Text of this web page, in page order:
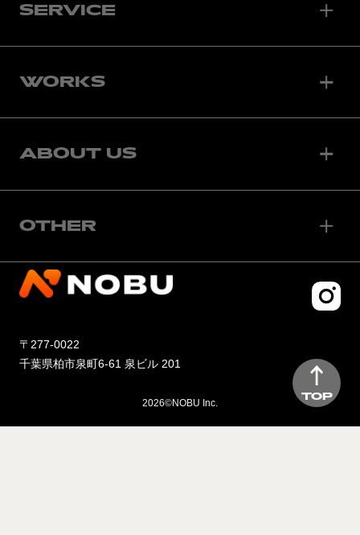
TOP
〒277-0022
千葉県柏市泉町6-61 泉ビル 201
SERVICE
WORKS
ABOUT US
OTHER
2026©NOBU Inc.